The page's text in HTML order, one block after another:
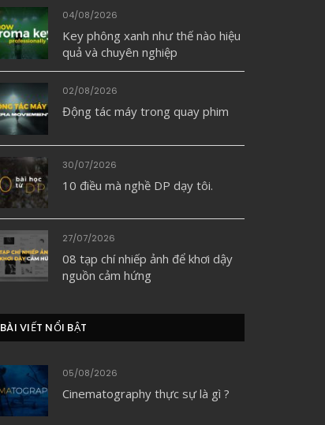
04/08/2026
Key phông xanh như thế nào hiệu
quả và chuyên nghiệp
02/08/2026
Động tác máy trong quay phim
30/07/2026
10 điều mà nghề DP dạy tôi.
27/07/2026
08 tạp chí nhiếp ảnh để khơi dậy
nguồn cảm hứng
BÀI VIẾT NỔI BẬT
05/08/2026
Cinematography thực sự là gì ?